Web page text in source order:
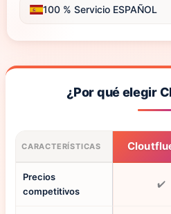
100 % Servicio ESPAÑOL
¿Por qué elegir
CARACTERÍSTICAS
Precios
competitivos
✔️